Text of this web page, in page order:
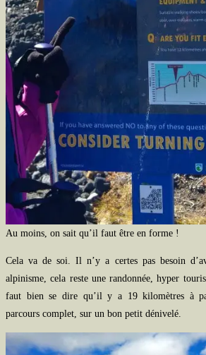
Au moins, on sait qu’il faut être en forme !
Cela va de soi. Il n’y a certes pas besoin
alpinisme, cela reste une randonnée, hyper
faut bien se dire qu’il y a 19 kilomètres à
parcours complet, sur un bon petit dénivelé.